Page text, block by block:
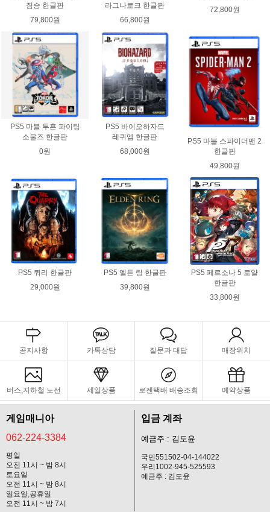
짐승 한글판
79,800원
라그나로크 한글판
66,800원
72,800원
PS5 마블 투혼 파이팅
소울즈 한글판
0원
PS5 바이오하자드
레퀴엠 한글판
68,000원
PS5 마블 스파이더맨 2
한글판
49,800원
PS5 쿼리 한글판
29,000원
PS5 엘든 링 한글판
39,800원
PS5 페르소나 5 로얄
한글판
33,800원
공지사항 카톡상담 질문과 대답 매장위치
버스,지하철 노선 세일상품 로젠택배 배송조회 예약상품
게임매니아
062-224-3384
평일
오전 11시 ~ 밤 8시
토요일
오전 11시 ~ 밤 8시
일요일,공휴일
오전 11시 ~ 밤 7시
입금 계좌
예금주 : 김도윤
국민551502-04-144022
우리1002-945-525593
예금주 : 김도윤